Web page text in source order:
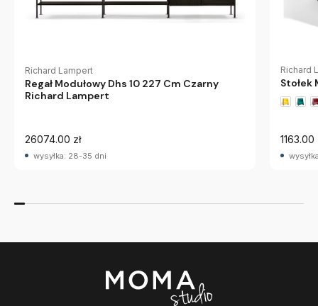
Richard Lampert
Regał Modułowy Dhs 10 227 Cm Czarny
Richard Lampert
26074.00 zł
wysyłka: 28-35 dni
Richard
Stołek
1163.00